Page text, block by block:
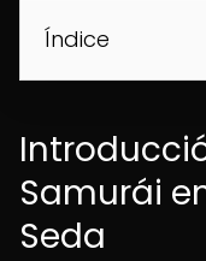
Índice
Samurái
Seda